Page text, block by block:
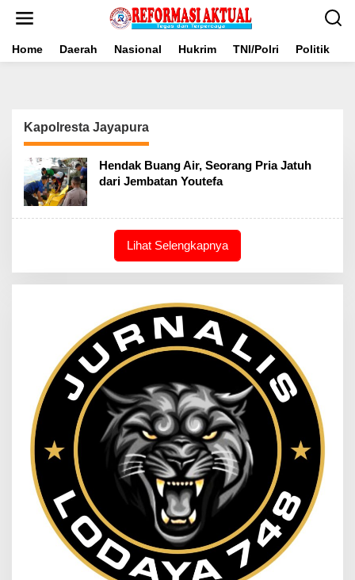
Home Daerah Nasional Hukrim TNI/Polri Politik
Kapolresta Jayapura
Hendak Buang Air, Seorang Pria Jatuh
dari Jembatan Youtefa
Lihat Selengkapnya